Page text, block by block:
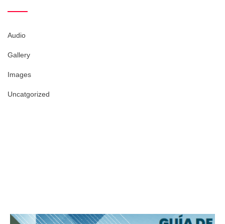
Audio
Gallery
Images
Uncatgorized